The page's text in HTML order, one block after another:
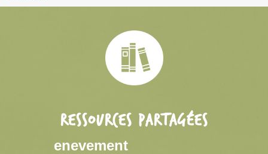
RESSOURCES PARTAGÉES
enevement